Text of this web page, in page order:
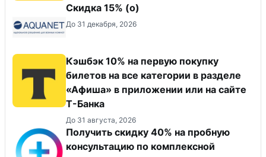
Скидка 15% (о)
До 31 декабря, 2026
Кэшбэк 10% на первую покупку
билетов на все категории в разделе
«Афиша» в приложении или на сайте
Т-Банка
До 31 августа, 2026
Получить скидку 40% на пробную
консультацию по комплексной